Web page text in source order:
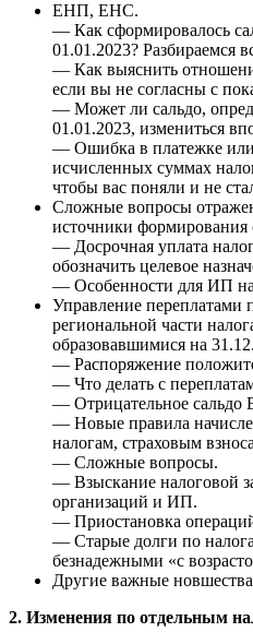
ЕНП, ЕНС.
— Как сформировалось
01.01.2023? Разбираемся
— Как выяснить
если вы не согласны с
— Может ли сальдо,
01.01.2023, измениться
— Ошибка в платежке
исчисленных суммах
чтобы вас поняли и не
Сложные вопросы
источники формирования
— Досрочная уплата
обозначить целевое
— Особенности для ИП
Управление переплатами
региональной части
образовавшимися на
— Распоряжение
— Что делать с
— Отрицательное сальдо
— Новые правила
налогам, страховым
— Сложные вопросы.
— Взыскание налоговой
организаций и ИП.
— Приостановка
— Старые долги по
безнадежными «с
Другие важные
2. Изменения по отдельным